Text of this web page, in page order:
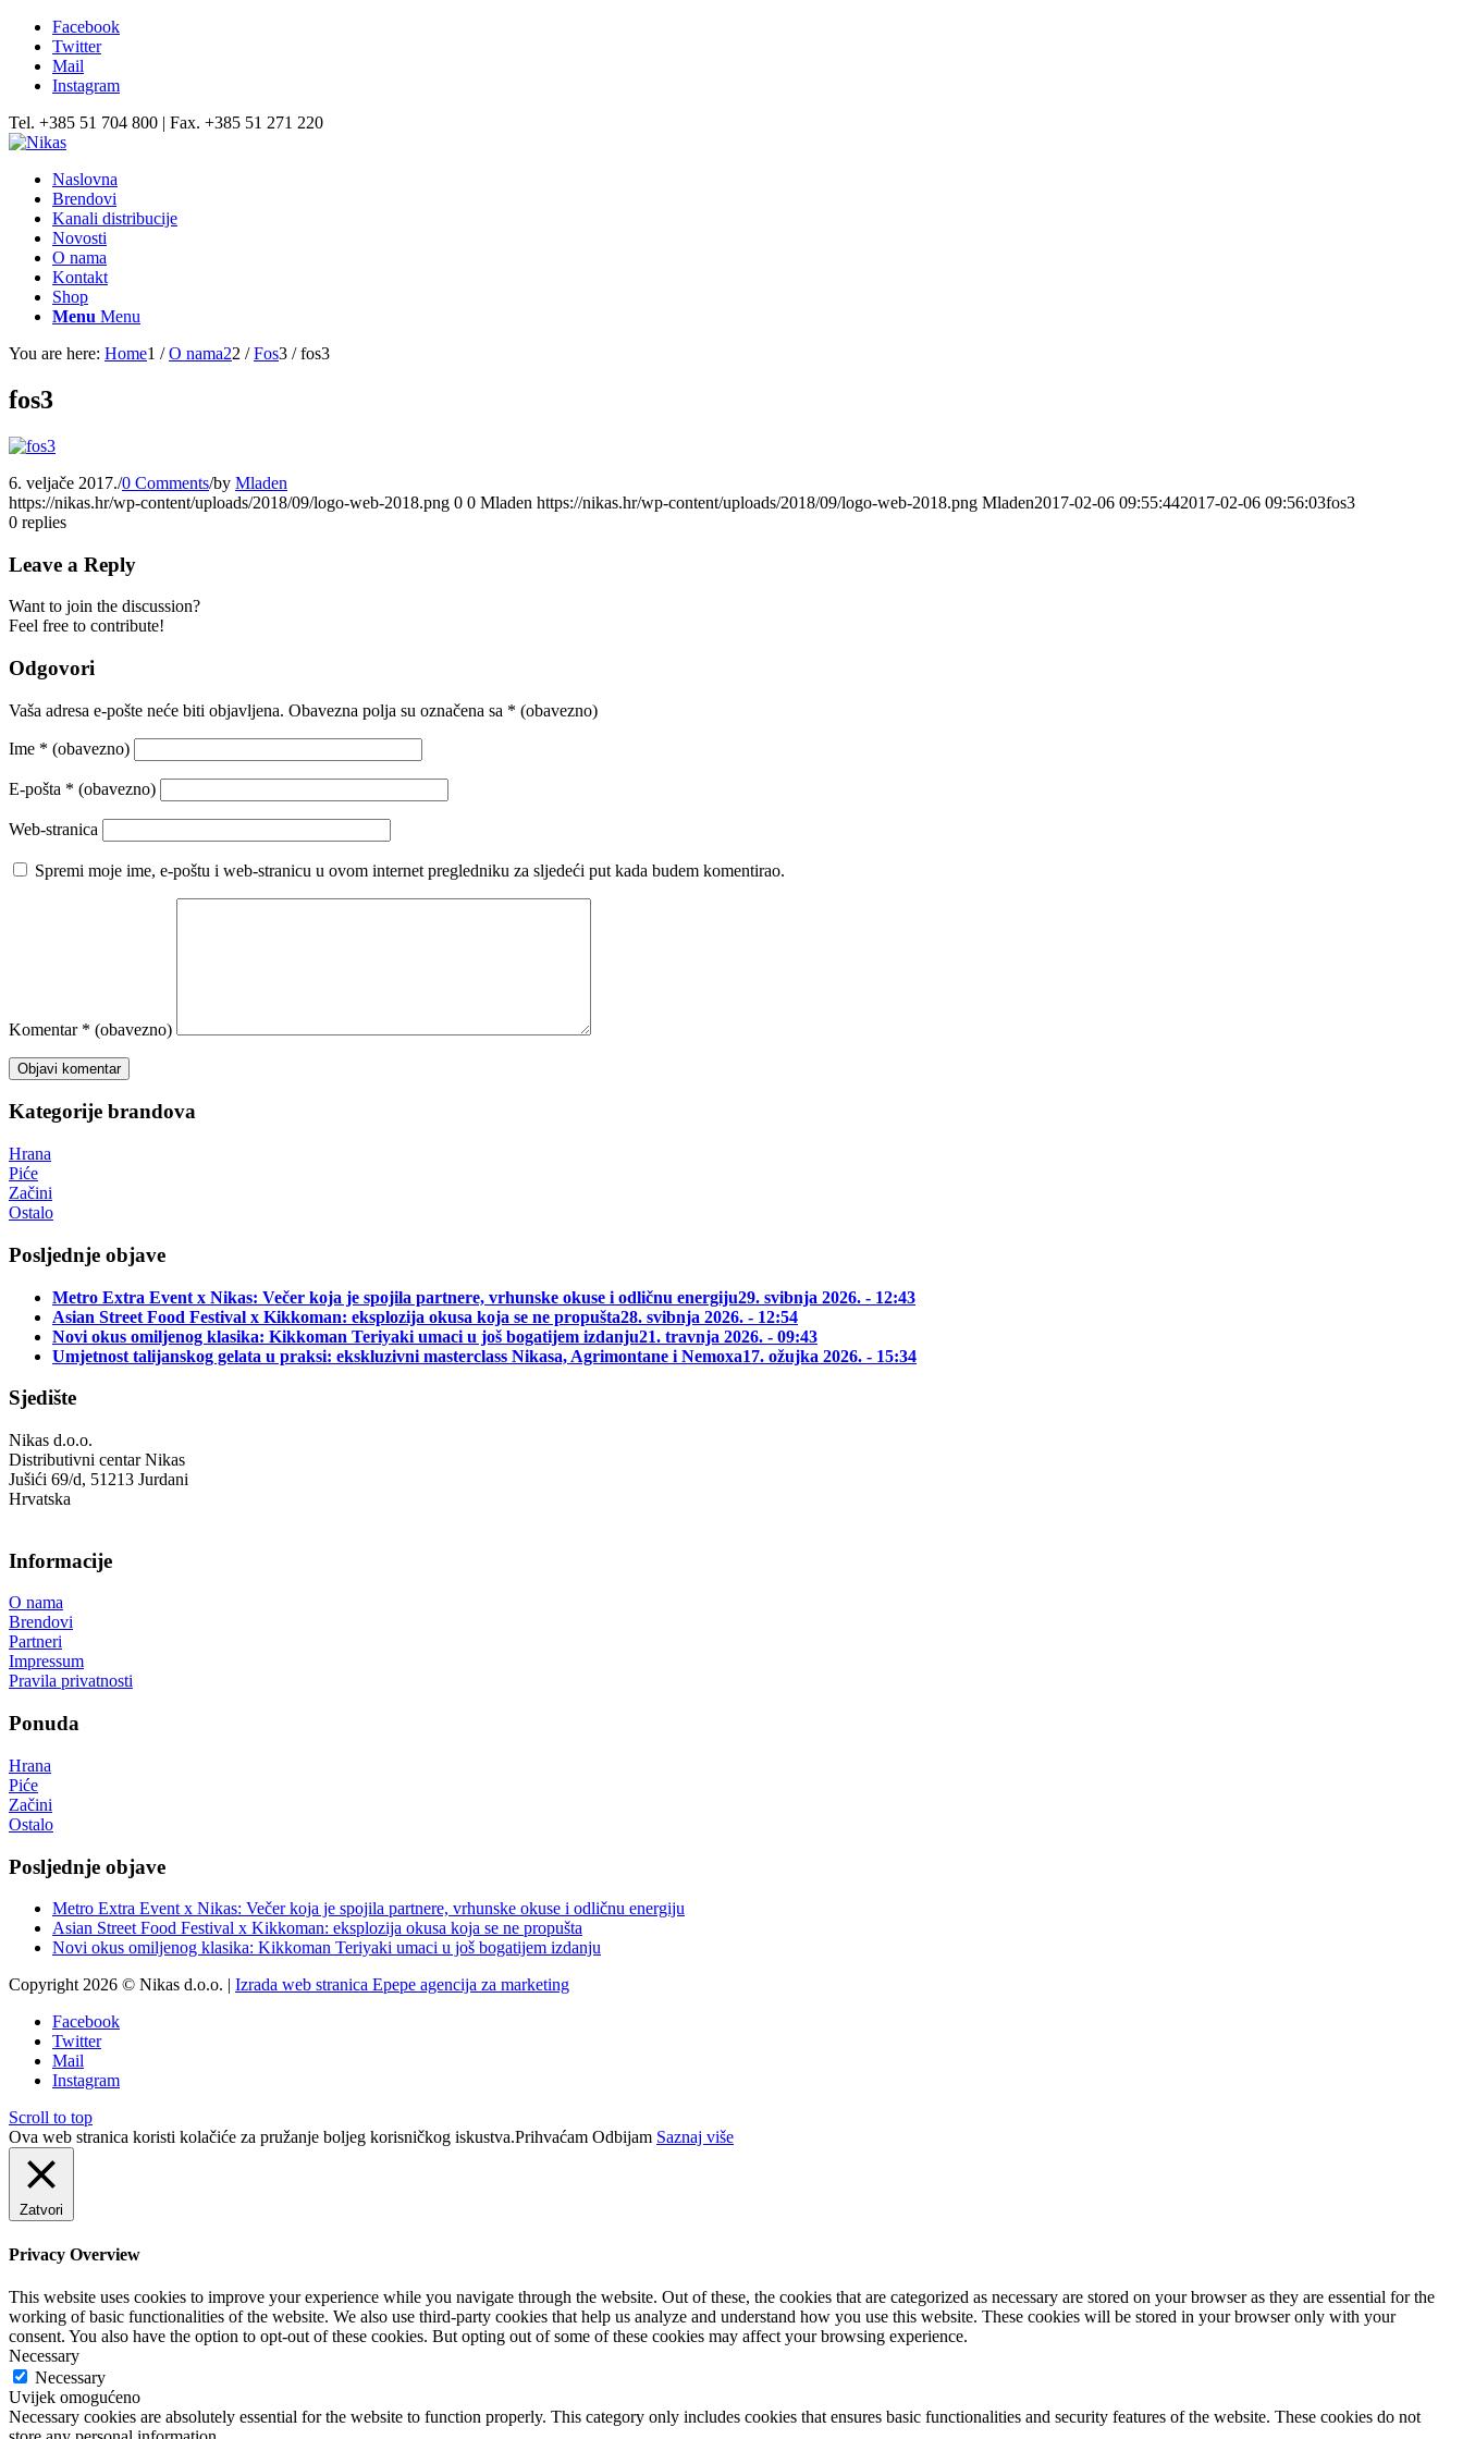
Facebook
Twitter
Mail
Instagram
Tel. +385 51 704 800 | Fax. +385 51 271 220
Naslovna
Brendovi
Kanali distribucije
Novosti
O nama
Kontakt
Shop
Menu Menu
You are here: Home1 / O nama22 / Fos3 / fos3
fos3
6. veljače 2017./0 Comments/by Mladen
https://nikas.hr/wp-content/uploads/2018/09/logo-web-2018.png 0 0 Mladen https://nikas.hr/wp-content/uploads/2018/09/logo-web-2018.png Mladen2017-02-06 09:55:442017-02-06 09:56:03fos3
0 replies
Leave a Reply
Want to join the discussion?
Feel free to contribute!
Odgovori
Vaša adresa e-pošte neće biti objavljena. Obavezna polja su označena sa * (obavezno)
Ime * (obavezno)
E-pošta * (obavezno)
Web-stranica
Spremi moje ime, e-poštu i web-stranicu u ovom internet pregledniku za sljedeći put kada budem komentirao.
Komentar * (obavezno)
Kategorije brandova
Hrana
Piće
Začini
Ostalo
Posljednje objave
Metro Extra Event x Nikas: Večer koja je spojila partnere, vrhunske okuse i odličnu energiju29. svibnja 2026. - 12:43
Asian Street Food Festival x Kikkoman: eksplozija okusa koja se ne propušta28. svibnja 2026. - 12:54
Novi okus omiljenog klasika: Kikkoman Teriyaki umaci u još bogatijem izdanju21. travnja 2026. - 09:43
Umjetnost talijanskog gelata u praksi: ekskluzivni masterclass Nikasa, Agrimontane i Nemoxa17. ožujka 2026. - 15:34
Sjedište
Nikas d.o.o.
Distributivni centar Nikas
Jušići 69/d, 51213 Jurdani
Hrvatska
Informacije
O nama
Brendovi
Partneri
Impressum
Pravila privatnosti
Ponuda
Hrana
Piće
Začini
Ostalo
Posljednje objave
Metro Extra Event x Nikas: Večer koja je spojila partnere, vrhunske okuse i odličnu energiju
Asian Street Food Festival x Kikkoman: eksplozija okusa koja se ne propušta
Novi okus omiljenog klasika: Kikkoman Teriyaki umaci u još bogatijem izdanju
Copyright 2026 © Nikas d.o.o. | Izrada web stranica Epepe agencija za marketing
Facebook
Twitter
Mail
Instagram
Scroll to top
Ova web stranica koristi kolačiće za pružanje boljeg korisničkog iskustva.Prihvaćam Odbijam Saznaj više
Zatvori
Privacy Overview
This website uses cookies to improve your experience while you navigate through the website. Out of these, the cookies that are categorized as necessary are stored on your browser as they are essential for the
working of basic functionalities of the website. We also use third-party cookies that help us analyze and understand how you use this website. These cookies will be stored in your browser only with your
consent. You also have the option to opt-out of these cookies. But opting out of some of these cookies may affect your browsing experience.
Necessary
Necessary
Uvijek omogućeno
Necessary cookies are absolutely essential for the website to function properly. This category only includes cookies that ensures basic functionalities and security features of the website. These cookies do not